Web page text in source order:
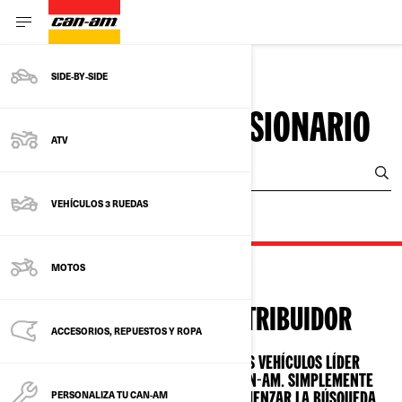
SIDE‑BY‑SIDE
ATV
VEHÍCULOS 3 RUEDAS
MOTOS
ACCESORIOS, REPUESTOS Y ROPA
PERSONALIZA TU CAN-AM
BUSCAR UN CONCESIONARIO
ENCUENTRA UN DISTRIBUIDOR
PONTE DETRÁS DEL VOLANTE DE LOS VEHÍCULOS LÍDER
TODOTERRENO Y SIDE-BY-SIDE DE CAN-AM. SIMPLEMENTE